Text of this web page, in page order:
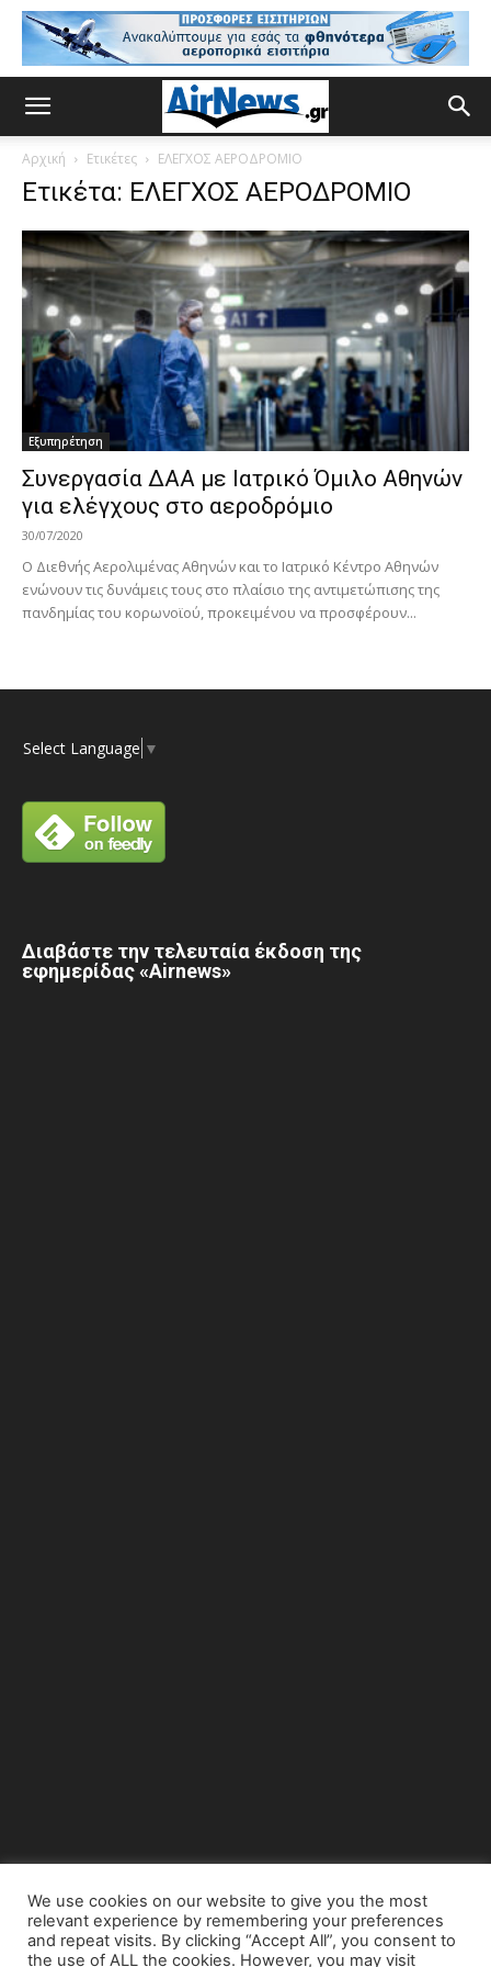
Αρχική Ετικέτες ΕΛΕΓΧΟΣ ΑΕΡΟΔΡΟΜΙΟ
Ετικέτα: ΕΛΕΓΧΟΣ ΑΕΡΟΔΡΟΜΙΟ
Εξυπηρέτηση
Συνεργασία ΔΑΑ με Ιατρικό Όμιλο Αθηνών
για ελέγχους στο αεροδρόμιο
30/07/2020
Ο Διεθνής Αερολιμένας Αθηνών και το Ιατρικό Κέντρο Αθηνών
ενώνουν τις δυνάμεις τους στο πλαίσιο της αντιμετώπισης της
πανδημίας του κορωνοϊού, προκειμένου να προσφέρουν...
Select Language ▼
Διαβάστε την τελευταία έκδοση της
εφημερίδας «Airnews»
© Copyright 2015 - www.airnews.gr
We use cookies on our website to give you the most
relevant experience by remembering your preferences
and repeat visits. By clicking “Accept All”, you consent to
the use of ALL the cookies. However, you may visit